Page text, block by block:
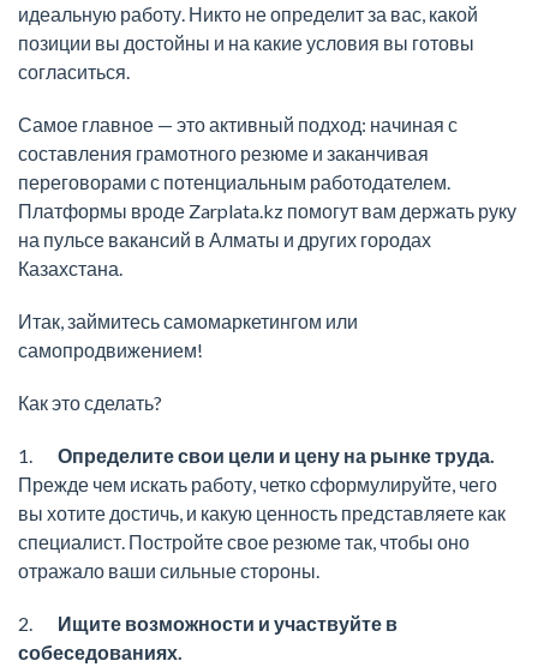
идеальную работу. Никто не определит за вас, какой
позиции вы достойны и на какие условия вы готовы
согласиться.
Самое главное — это активный подход: начиная с
составления грамотного резюме и заканчивая
переговорами с потенциальным работодателем.
Платформы вроде Zarplata.kz помогут вам держать руку
на пульсе вакансий в Алматы и других городах
Казахстана.
Итак, займитесь самомаркетингом или
самопродвижением!
Как это сделать?
1. Определите свои цели и цену на рынке труда.
Прежде чем искать работу, четко сформулируйте, чего
вы хотите достичь, и какую ценность представляете как
специалист. Постройте свое резюме так, чтобы оно
отражало ваши сильные стороны.
2. Ищите возможности и участвуйте в
собеседованиях.